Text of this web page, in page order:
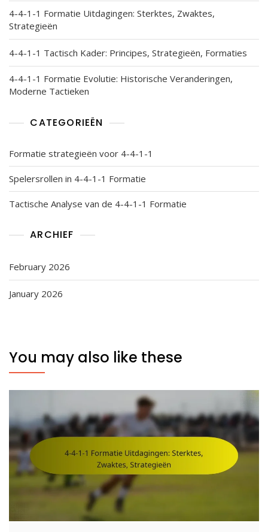
4-4-1-1 Formatie Uitdagingen: Sterktes, Zwaktes,
Strategieën
4-4-1-1 Tactisch Kader: Principes, Strategieën, Formaties
4-4-1-1 Formatie Evolutie: Historische Veranderingen,
Moderne Tactieken
CATEGORIEËN
Formatie strategieën voor 4-4-1-1
Spelersrollen in 4-4-1-1 Formatie
Tactische Analyse van de 4-4-1-1 Formatie
ARCHIEF
February 2026
January 2026
You may also like these